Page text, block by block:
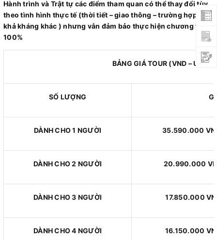
Hành trình và Trật tự các điểm tham quan có thể thay đổi tùy
theo tình hình thực tế (thời tiết – giao thông – trường hợp bất
khả kháng khác ) nhưng vẫn đảm bảo thực hiện chương trình
100%
BẢNG GIÁ TOUR (VND – USD)
SỐ LƯỢNG
DÀNH CHO 1 NGƯỜI 35.590.000
DÀNH CHO 2 NGƯỜI 20.990.000
DÀNH CHO 3 NGƯỜI 17.850.000
DÀNH CHO 4 NGƯỜI 16.150.000